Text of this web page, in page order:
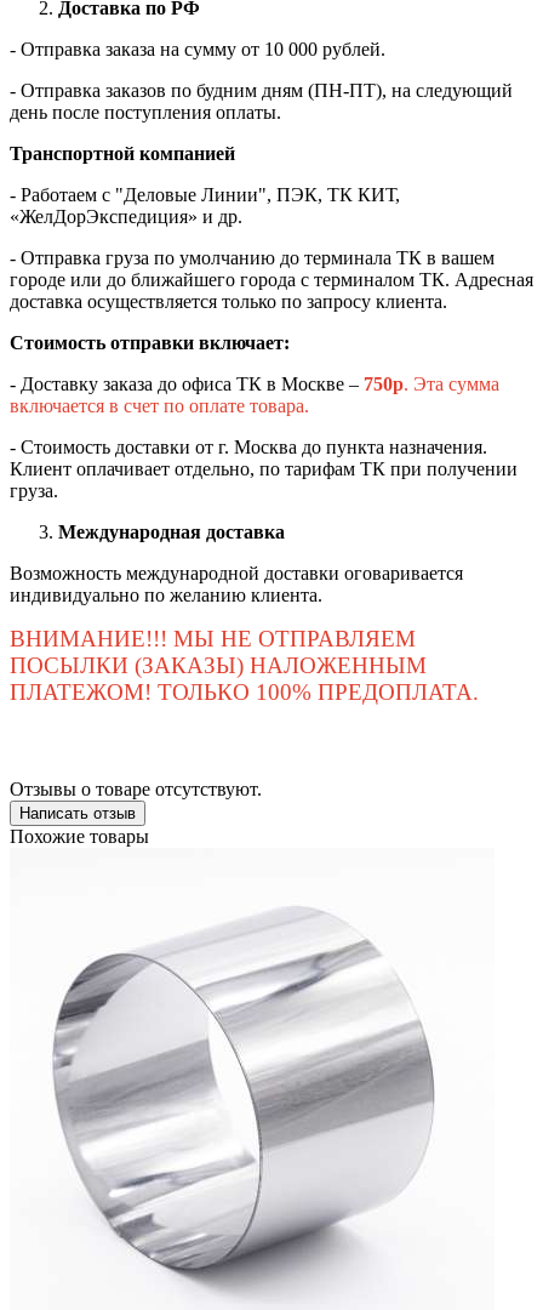
Доставка по РФ
- Отправка заказа на сумму от 10 000 рублей.
- Отправка заказов по будним дням (ПН-ПТ), на следующий
день после поступления оплаты.
Транспортной компанией
- Работаем с "Деловые Линии", ПЭК, ТК КИТ,
«ЖелДорЭкспедиция» и др.
- Отправка груза по умолчанию до терминала ТК в вашем
городе или до ближайшего города с терминалом ТК. Адресная
доставка осуществляется только по запросу клиента.
Стоимость отправки включает:
- Доставку заказа до офиса ТК в Москве – 750р. Эта сумма
включается в счет по оплате товара.
- Стоимость доставки от г. Москва до пункта назначения.
Клиент оплачивает отдельно, по тарифам ТК при получении
груза.
Международная доставка
Возможность международной доставки оговаривается
индивидуально по желанию клиента.
ВНИМАНИЕ!!! МЫ НЕ ОТПРАВЛЯЕМ
ПОСЫЛКИ (ЗАКАЗЫ) НАЛОЖЕННЫМ
ПЛАТЕЖОМ! ТОЛЬКО 100% ПРЕДОПЛАТА.
Отзывы о товаре отсутствуют.
Написать отзыв
Похожие товары